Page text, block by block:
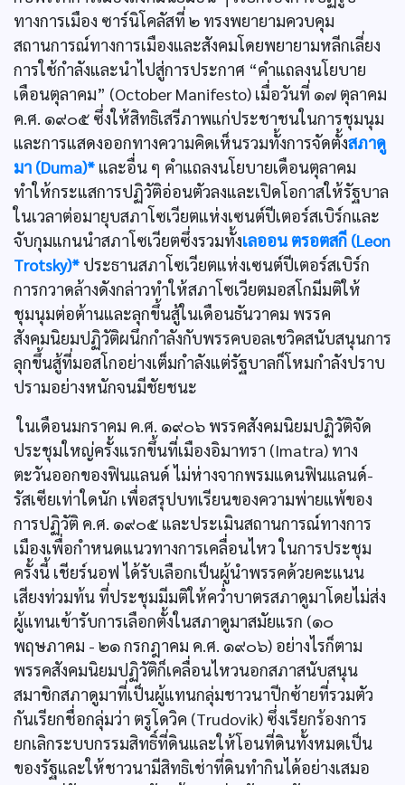
ทางการเมือง ซาร์นิโคลัสที่ ๒ ทรงพยายามควบคุม
สถานการณ์ทางการเมืองและสังคมโดยพยายามหลีกเลี่ยง
การใช้กำลังและนำไปสู่การประกาศ “คำแถลงนโยบาย
เดือนตุลาคม” (October Manifesto) เมื่อวันที่ ๑๗ ตุลาคม
ค.ศ. ๑๙๐๕ ซึ่งให้สิทธิเสรีภาพแก่ประชาชนในการชุมนุม
และการแสดงออกทางความคิดเห็นรวมทั้งการจัดตั้งสภาดู
มา (Duma)* และอื่น ๆ คำแถลงนโยบายเดือนตุลาคม
ทำให้กระแสการปฏิวัติอ่อนตัวลงและเปิดโอกาสให้รัฐบาล
ในเวลาต่อมายุบสภาโซเวียตแห่งเซนต์ปีเตอร์สเบิร์กและ
จับกุมแกนนำสภาโซเวียตซึ่งรวมทั้งเลออน ตรอตสกี (Leon
Trotsky)* ประธานสภาโซเวียตแห่งเซนต์ปีเตอร์สเบิร์ก
การกวาดล้างดังกล่าวทำให้สภาโซเวียตมอสโกมีมติให้
ชุมนุมต่อต้านและลุกขึ้นสู้ในเดือนธันวาคม พรรค
สังคมนิยมปฏิวัติผนึกกำลังกับพรรคบอลเชวิคสนับสนุนการ
ลุกขึ้นสู้ที่มอสโกอย่างเต็มกำลังแต่รัฐบาลก็โหมกำลังปราบ
ปรามอย่างหนักจนมีชัยชนะ
ในเดือนมกราคม ค.ศ. ๑๙๐๖ พรรคสังคมนิยมปฏิวัติจัด
ประชุมใหญ่ครั้งแรกขึ้นที่เมืองอิมาทรา (Imatra) ทาง
ตะวันออกของฟินแลนด์ ไม่ห่างจากพรมแดนฟินแลนด์-
รัสเซียเท่าใดนัก เพื่อสรุปบทเรียนของความพ่ายแพ้ของ
การปฏิวัติ ค.ศ. ๑๙๐๕ และประเมินสถานการณ์ทางการ
เมืองเพื่อกำหนดแนวทางการเคลื่อนไหว ในการประชุม
ครั้งนี้ เชียร์นอฟ ได้รับเลือกเป็นผู้นำพรรคด้วยคะแนน
เสียงท่วมท้น ที่ประชุมมีมติให้ควํ่าบาตรสภาดูมาโดยไม่ส่ง
ผู้แทนเข้ารับการเลือกตั้งในสภาดูมาสมัยแรก (๑๐
พฤษภาคม - ๒๑ กรกฎาคม ค.ศ. ๑๙๐๖) อย่างไรก็ตาม
พรรคสังคมนิยมปฏิวัติก็เคลื่อนไหวนอกสภาสนับสนุน
สมาชิกสภาดูมาที่เป็นผู้แทนกลุ่มชาวนาปีกซ้ายที่รวมตัว
กันเรียกชื่อกลุ่มว่า ตรูโดวิค (Trudovik) ซึ่งเรียกร้องการ
ยกเลิกระบบกรรมสิทธิ์ที่ดินและให้โอนที่ดินทั้งหมดเป็น
ของรัฐและให้ชาวนามีสิทธิเช่าที่ดินทำกินได้อย่างเสมอ